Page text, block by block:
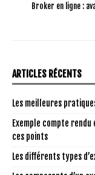
Broker en ligne :
ARTICLES RÉCENTS
Les meilleures
Exemple compte
ces points
Les différents types